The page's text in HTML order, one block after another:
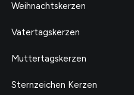
Weihnachtskerzen
Vatertagskerzen
Muttertagskerzen
Sternzeichen Kerzen